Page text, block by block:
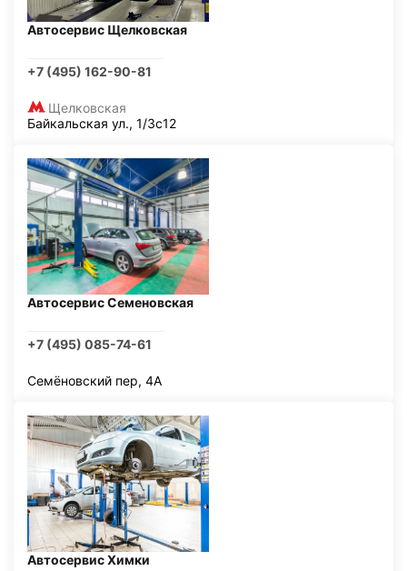
Автосервис Щелковская
+7 (495) 162-90-81
Щелковская
Байкальская ул., 1/3с12
Автосервис Семеновская
+7 (495) 085-74-61
Семёновский пер, 4А
Автосервис Химки